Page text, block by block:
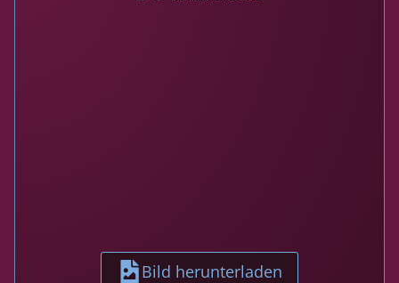
Bild herunterladen